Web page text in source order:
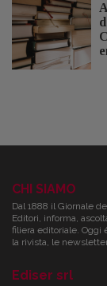
CHI SIAMO
Dal 1888 il Giornale
Editori, informa,
filiera editoriale. Oggi
la rivista, le
Ediser srl